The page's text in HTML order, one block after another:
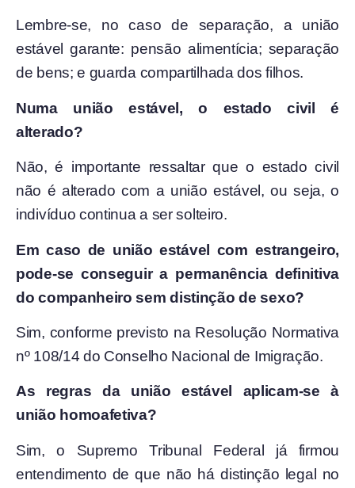
Lembre-se, no caso de separação, a união
estável garante: pensão alimentícia; separação
de bens; e guarda compartilhada dos filhos.
Numa união estável, o estado civil é
alterado?
Não, é importante ressaltar que o estado civil
não é alterado com a união estável, ou seja, o
indivíduo continua a ser solteiro.
Em caso de união estável com estrangeiro,
pode-se conseguir a permanência definitiva
do companheiro sem distinção de sexo?
Sim, conforme previsto na Resolução Normativa
nº 108/14 do Conselho Nacional de Imigração.
As regras da união estável aplicam-se à
união homoafetiva?
Sim, o Supremo Tribunal Federal já firmou
entendimento de que não há distinção legal no